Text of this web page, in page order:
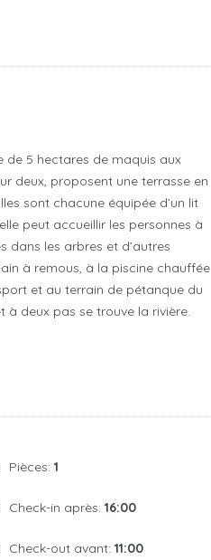
de 5 hectares de maquis aux
deux, proposent une terrasse en
sont chacune équipée d’un lit
peut accueillir les personnes à
dans les arbres et d’autres
à remous, à la piscine chauffée
et au terrain de pétanque du
deux pas se trouve la rivière.
Pièces: 1
Check-in après: 16:00
Check-out avant: 11:00